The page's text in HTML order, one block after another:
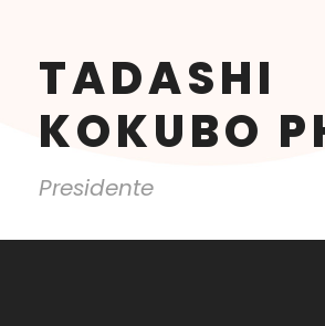
TADASHI
KOKUBO
Presidente